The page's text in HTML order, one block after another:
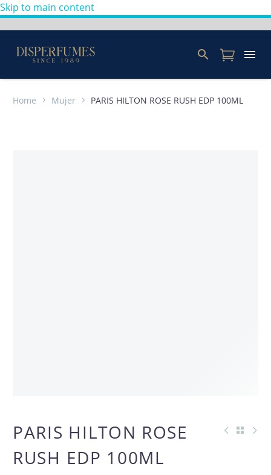
Skip to main content
Home Mujer PARIS HILTON ROSE RUSH EDP 100ML
PARIS HILTON ROSE
RUSH EDP 100ML